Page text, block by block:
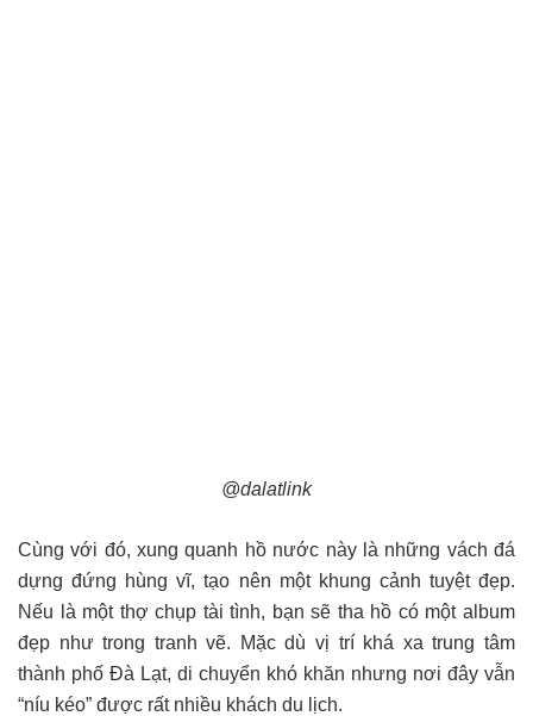
@dalatlink
Cùng với đó, xung quanh hồ nước này là những vách đá
dựng đứng hùng vĩ, tạo nên một khung cảnh tuyệt đẹp.
Nếu là một thợ chụp tài tình, bạn sẽ tha hồ có một album
đẹp như trong tranh vẽ. Mặc dù vị trí khá xa trung tâm
thành phố Đà Lạt, di chuyển khó khăn nhưng nơi đây vẫn
“níu kéo” được rất nhiều khách du lịch.